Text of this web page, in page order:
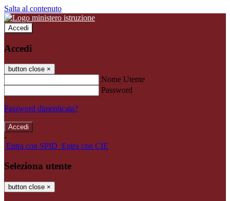
Salta al contenuto
Accedi
Accedi
button close ×
Nome Utente
Password
Password dimenticata?
-
Entra con SPID Entra con CIE
Seleziona utente
button close ×